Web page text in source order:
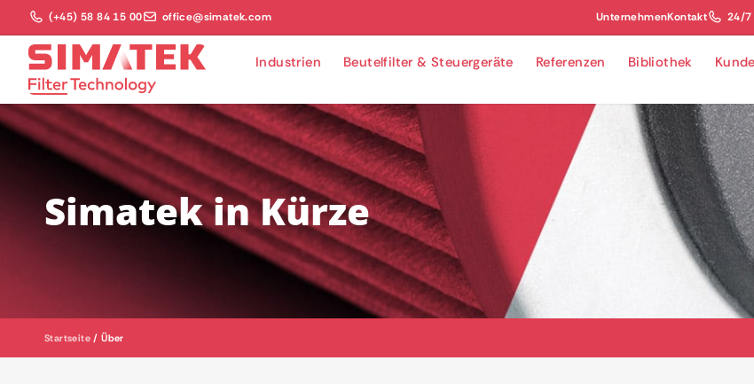
(+45) 58 84 15 00 office@simatek.com UnternehmenKontakt 24/7
Industrien Beutelfilter & Steuergeräte Referenzen Bibliothek
Simatek in Kürze
Startseite /Über